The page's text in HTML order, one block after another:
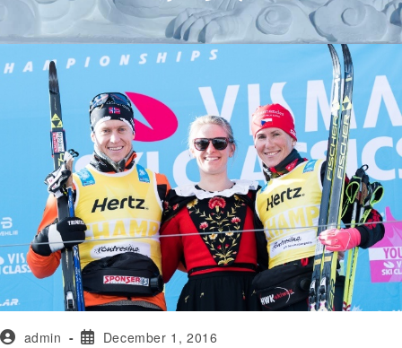
admin December 1, 2016